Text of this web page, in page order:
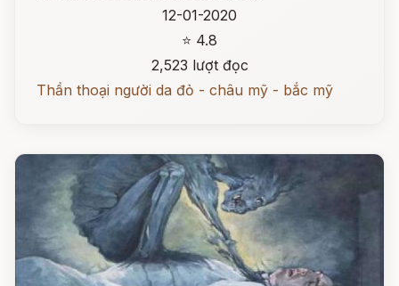
12-01-2020
⭐ 4.8
2,523 lượt đọc
Thần thoại người da đỏ - châu mỹ - bắc mỹ